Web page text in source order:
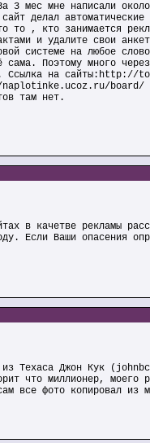
3 мес мне написали
делал
то , кто занимается
и удалите свои
системе на любое
Поэтому много
Ссылка на сайты:http://
naplotinke.ucoz.ru/board/
там нет.
в качетве рекламы
Если Ваши опасения
из Техаса Джон Кук
что миллионер,
все фото копировал из